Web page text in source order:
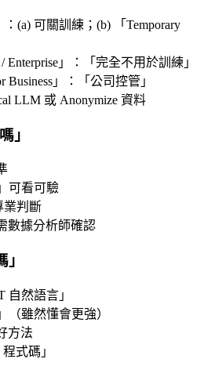
：(a) 可關訓練；(b) 「 Temporary
Enterprise 」：「 完全不用於訓練 」
Business 」：「 公司控管 」
LLM 或 Anonymize 資料
」
」可看可驗
業判斷
數據分析師確認
」
自然語言 」
」（雖然懂會更強）
方法
程式碼 」